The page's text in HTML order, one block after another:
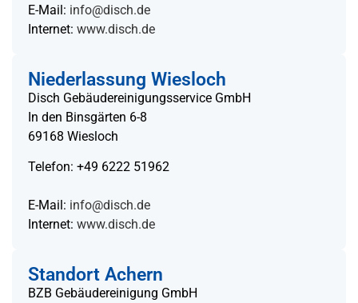
E-Mail: info@disch.de
Internet: www.disch.de
Niederlassung Wiesloch
Disch Gebäudereinigungsservice GmbH
In den Binsgärten 6-8
69168 Wiesloch
Telefon: +49 6222 51962
E-Mail: info@disch.de
Internet: www.disch.de
Standort Achern
BZB Gebäudereinigung GmbH